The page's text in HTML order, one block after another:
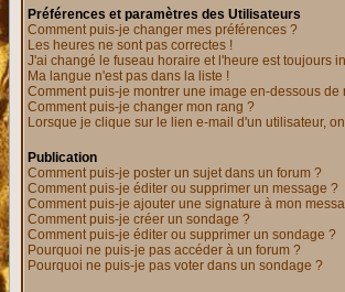
Préférences et paramètres des Utilisateurs
Comment puis-je changer mes préférences ?
Les heures ne sont pas correctes !
J'ai changé le fuseau horaire et l'heure est toujours
Ma langue n'est pas dans la liste !
Comment puis-je montrer une image en-dessous de
Comment puis-je changer mon rang ?
Lorsque je clique sur le lien e-mail d'un utilisateur,
Publication
Comment puis-je poster un sujet dans un forum ?
Comment puis-je éditer ou supprimer un message ?
Comment puis-je ajouter une signature à mon
Comment puis-je créer un sondage ?
Comment puis-je éditer ou supprimer un sondage ?
Pourquoi ne puis-je pas accéder à un forum ?
Pourquoi ne puis-je pas voter dans un sondage ?